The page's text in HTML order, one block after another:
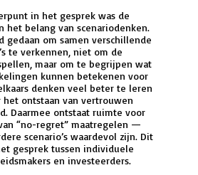
in het gesprek was de
het belang van scenariodenken.
gedaan om samen verschillende
te verkennen, niet om de
maar om te begrijpen wat
kunnen betekenen voor
denken veel beter te leren
het ontstaan van vertrouwen
Daarmee ontstaat ruimte voor
“no-regret” maatregelen —
scenario’s waardevol zijn. Dit
gesprek tussen individuele
en investeerders.